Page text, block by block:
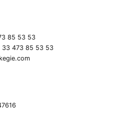
85 53 53
33 473 85 53 53